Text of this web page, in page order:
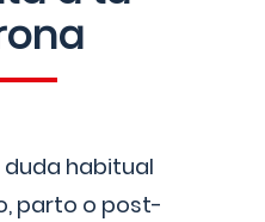
duda habitual
parto o post-